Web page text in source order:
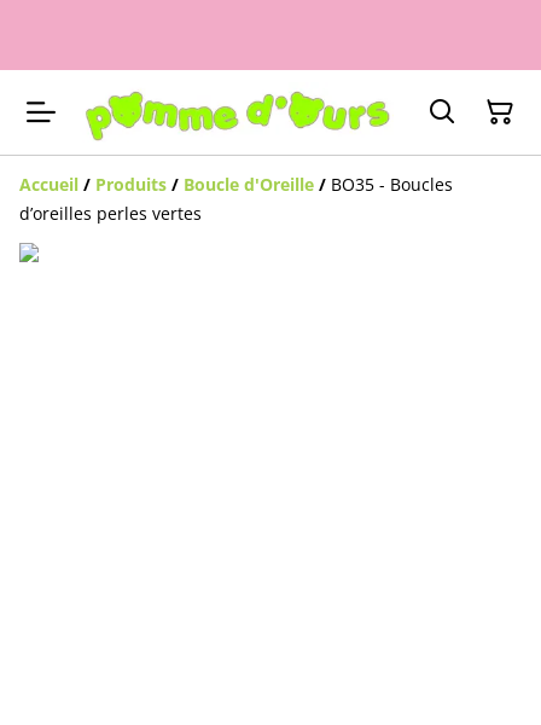
Accueil / Produits / Boucle d'Oreille / BO35 - Boucles
d’oreilles perles vertes